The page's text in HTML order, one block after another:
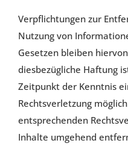
Verpflichtungen zur
Nutzung von
Gesetzen bleiben
diesbezügliche Haftung
Zeitpunkt der Kenntnis
Rechtsverletzung
entsprechenden
Inhalte umgehend